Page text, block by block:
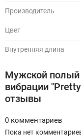
Производитель
Цвет
Внутренняя длина
Мужской полый
вибрации
отзывы
0 комментариев
Пока нет